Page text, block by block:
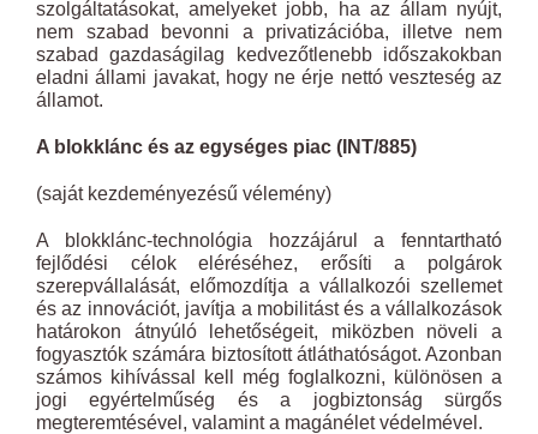
szolgáltatásokat, amelyeket jobb, ha az állam nyújt,
nem szabad bevonni a privatizációba, illetve nem
szabad gazdaságilag kedvezőtlenebb időszakokban
eladni állami javakat, hogy ne érje nettó veszteség az
államot.
A blokklánc és az egységes piac (INT/885)
(saját kezdeményezésű vélemény)
A blokklánc-technológia hozzájárul a fenntartható
fejlődési célok eléréséhez, erősíti a polgárok
szerepvállalását, előmozdítja a vállalkozói szellemet
és az innovációt, javítja a mobilitást és a vállalkozások
határokon átnyúló lehetőségeit, miközben növeli a
fogyasztók számára biztosított átláthatóságot. Azonban
számos kihívással kell még foglalkozni, különösen a
jogi egyértelműség és a jogbiztonság sürgős
megteremtésével, valamint a magánélet védelmével.